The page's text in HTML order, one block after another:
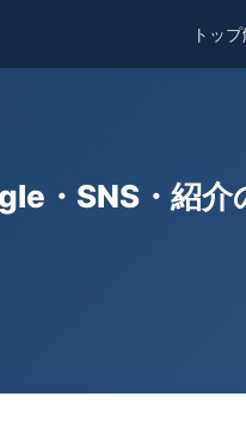
トップ
・SNS・紹介